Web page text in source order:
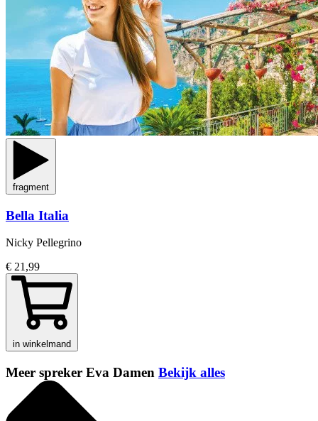
fragment
Bella Italia
Nicky Pellegrino
€ 21,99
in winkelmand
Meer spreker Eva Damen Bekijk alles